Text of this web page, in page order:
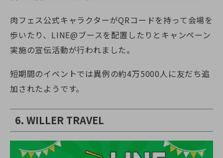
肉フェス公式キャラクターがQRコードを持って会場を
歩いたり、LINE@ブースを配置したりとキャンペーン
実施の宣伝活動が行われました。
短期間のイベントでは異例の約4万5000人に友だち追
加されたようです。
6. WILLER TRAVEL